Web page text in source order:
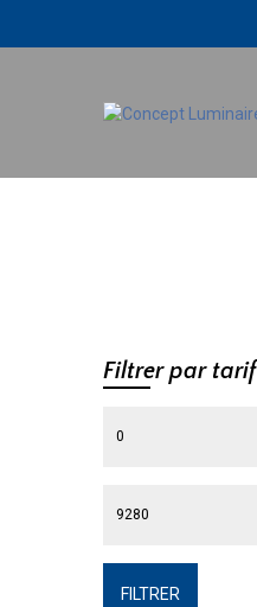
Filtrer par tarif
FILTRER